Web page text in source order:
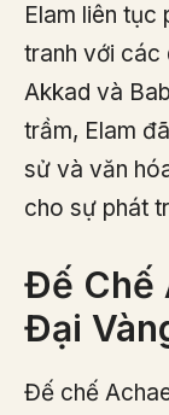
Elam liên tục
tranh với các
Akkad và
trầm, Elam
sử và văn
cho sự phát
Đế Chế
Đại
Đế chế